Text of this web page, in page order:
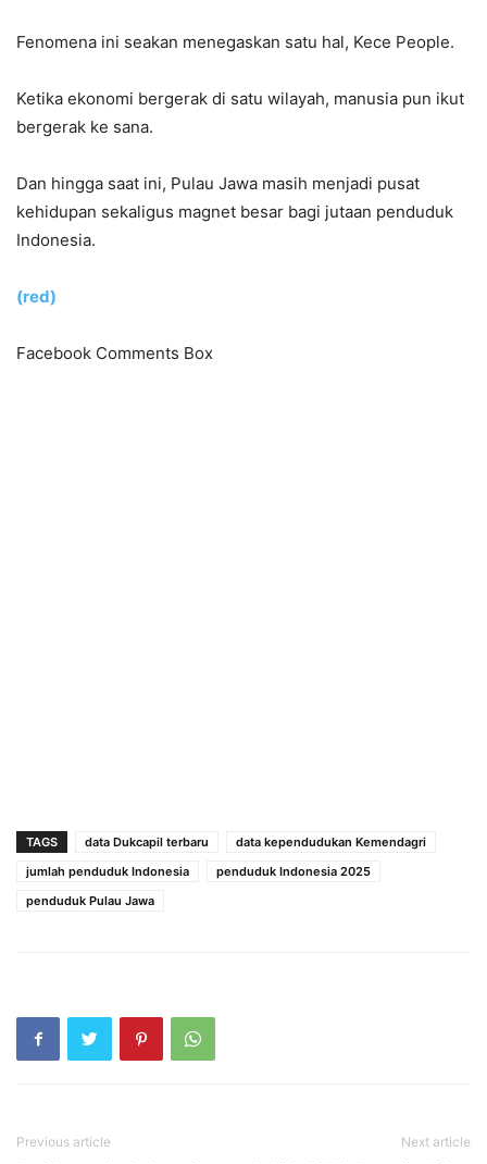
Fenomena ini seakan menegaskan satu hal, Kece People.
Ketika ekonomi bergerak di satu wilayah, manusia pun ikut
bergerak ke sana.
Dan hingga saat ini, Pulau Jawa masih menjadi pusat
kehidupan sekaligus magnet besar bagi jutaan penduduk
Indonesia.
(red)
Facebook Comments Box
TAGS data Dukcapil terbaru
data kependudukan Kemendagri
jumlah penduduk Indonesia
penduduk Indonesia 2025
penduduk Pulau Jawa
Previous article Next article